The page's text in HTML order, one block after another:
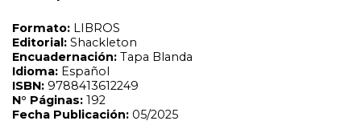
ocasiones se la ha comparado con la del universo entero:
cerca de cien mil millones de neuronas, con billones de
conexiones entre ellas. Todo ese enjambre neuronal es
capaz de generar capacidades sorprendentes, desde el
lenguaje, el pensamiento simbolico o la imaginacion. La
pregunta que surge de forma espontanea es: ¿como ha
llegado la evolucion a modelar semejante ´maquinaria´r